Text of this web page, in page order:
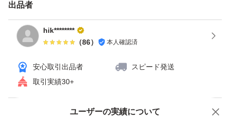
ゲーム練習にはやや厳しそうだが基礎打ちなどの練習には
使える程度のもの。
ただける方のみ写真ご確認の上でご購入ください。NC.N
出品者
hik********
（86） 本人確認済
安心取引出品者
スピード発送
取引実績30+
ユーザーの実績について
価格の相談 商品への質問